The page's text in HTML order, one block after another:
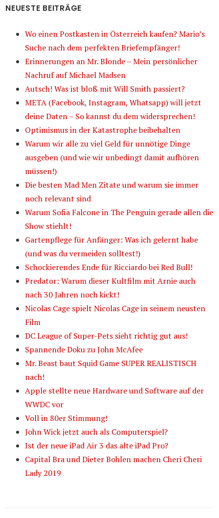
NEUESTE BEITRÄGE
Wo einen Postkasten in Österreich kaufen? Mario’s
Suche nach dem perfekten Briefempfänger!
Erinnerungen an Mr. Blonde – Mein persönlicher
Nachruf auf Michael Madsen
Autsch! Was ist bloß mit Will Smith passiert?
META (Facebook, Instagram, Whatsapp) will jetzt
deine Daten – So kannst du dem widersprechen!
Optimismus in der Katastrophe beibehalten
Warum wir alle zu viel Geld für unnötige Dinge
ausgeben (und wie wir unbedingt damit aufhören
müssen!)
Die besten Mad Men Zitate und warum sie immer
noch relevant sind
Warum Sofia Falcone in The Penguin gerade allen die
Show stiehlt!
Gartenpflege für Anfänger: Was ich gelernt habe
(und was du vermeiden solltest!)
Schockierendes Ende für Ricciardo bei Red Bull!
Predator: Warum dieser Kultfilm mit Arnie auch
nach 30 Jahren noch kickt!
Nicolas Cage spielt Nicolas Cage in seinem neusten
Film
DC League of Super-Pets sieht richtig gut aus!
Spannende Doku zu John McAfee
Mr. Beast baut Squid Game SUPER REALISTISCH
nach!
Apple stellte neue Hardware und Software auf der
WWDC vor
Voll in 80er Stimmung!
John Wick jetzt auch als Computerspiel?
Ist der neue iPad Air 3 das alte iPad Pro?
Capital Bra und Dieter Bohlen machen Cheri Cheri
Lady 2019